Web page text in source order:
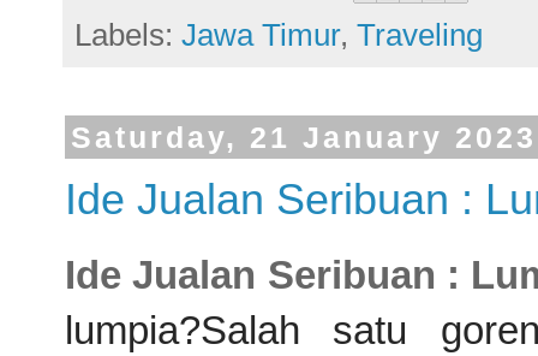
Labels: Jawa Timur, Traveling
Saturday, 21 January 2023
Ide Jualan Seribuan :
Ide Jualan Seribuan :
lumpia?Salah satu